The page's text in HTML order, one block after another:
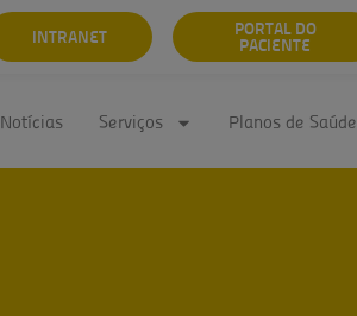
INTRANET PORTAL DO
PACIENTE
Notícias Serviços Planos de Saúde